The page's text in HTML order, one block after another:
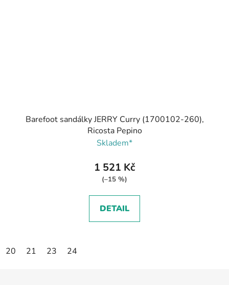
Barefoot sandálky JERRY Curry (1700102-260),
Ricosta Pepino
Skladem*
1 521 Kč
(–15 %)
DETAIL
20 21 23 24